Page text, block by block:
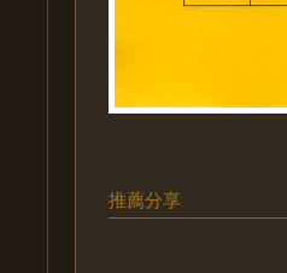
推薦分享